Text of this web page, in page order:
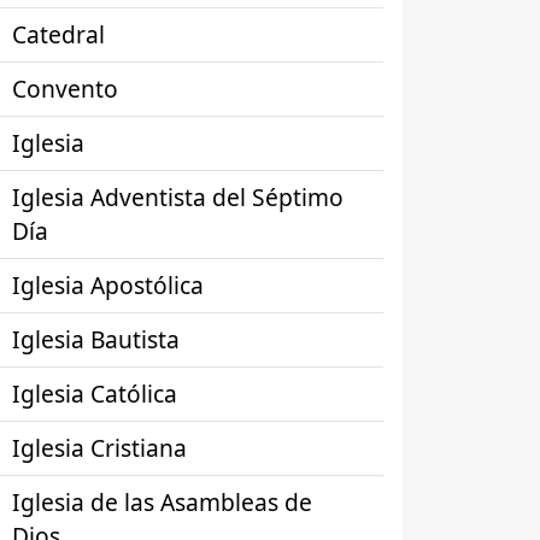
Catedral
Convento
Iglesia
Iglesia Adventista del Séptimo
Día
Iglesia Apostólica
Iglesia Bautista
Iglesia Católica
Iglesia Cristiana
Iglesia de las Asambleas de